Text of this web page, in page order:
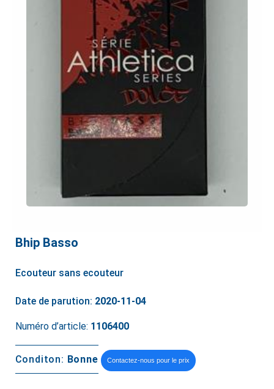
Bhip Basso
Ecouteur sans ecouteur
Date de parution: 2020-11-04
Numéro d’article: 1106400
Conditon: Bonne Contactez-nous pour le prix